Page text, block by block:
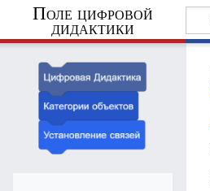
Поле цифровой
дидактики